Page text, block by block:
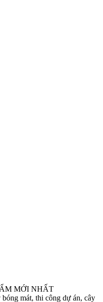
MỚI NHẤT
mát, thi công dự án, cây